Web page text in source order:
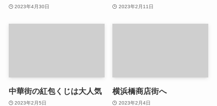
2023年4月30日 2023年2月11日
中華街の紅包くじは大人気
2023年2月5日
横浜橋商店街へ
2023年2月4日